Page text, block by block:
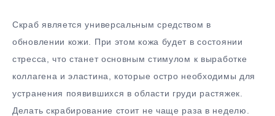
Скраб является универсальным средством в
обновлении кожи. При этом кожа будет в состоянии
стресса, что станет основным стимулом к выработке
коллагена и эластина, которые остро необходимы для
устранения появившихся в области груди растяжек.
Делать скрабирование стоит не чаще раза в неделю.